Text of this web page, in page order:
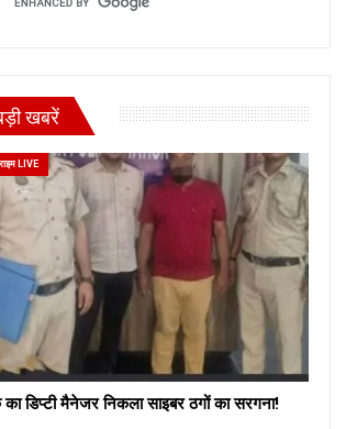
खबरें
LIVE
डिप्टी मैनेजर निकला साइबर ठगों का सरगना!